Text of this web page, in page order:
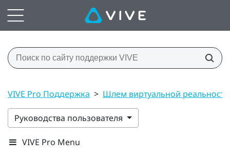
VIVE Pro Поддержка > Шлем виртуальной
Руководства пользователя
VIVE Pro Menu